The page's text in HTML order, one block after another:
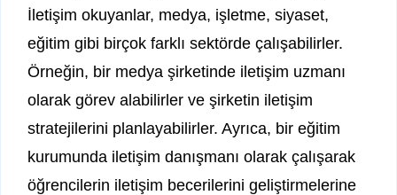
İletişim okuyanlar, medya, işletme, siyaset,
eğitim gibi birçok farklı sektörde çalışabilirler.
Örneğin, bir medya şirketinde iletişim uzmanı
olarak görev alabilirler ve şirketin iletişim
stratejilerini planlayabilirler. Ayrıca, bir eğitim
kurumunda iletişim danışmanı olarak çalışarak
öğrencilerin iletişim becerilerini geliştirmelerine